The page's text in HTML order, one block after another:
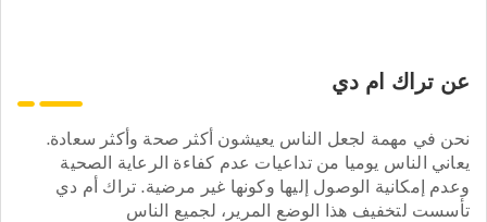
عن تراك ام دي
نحن في مهمة لجعل الناس يعيشون أكثر صحة وأكثر سعادة.
يعاني الناس يوميا من تداعيات عدم كفاءة الرعاية الصحية
وعدم إمكانية الوصول إليها وكونها غير مرضية. تراك أم دي
تأسست لتخفيف هذا الوضع المرير، لجميع الناس